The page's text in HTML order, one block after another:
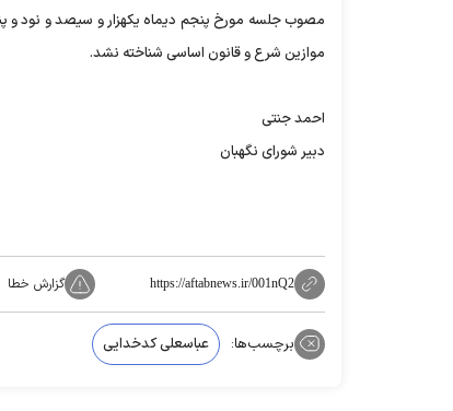
موازین شرع و قانون اساسی شناخته نشد.
احمد جنتی
دبیر شورای نگهبان
https://aftabnews.ir/001nQ2 گزارش خطا
برچسب‌ها: عباسعلی کدخدایی